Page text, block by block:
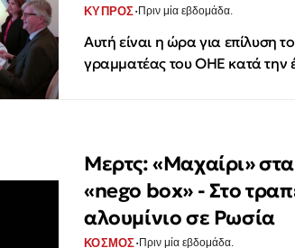
ΚΥΠΡΟΣ· Πριν μία εβδομάδα.
Αυτή είναι η ώρα για επίλυση
γραμματέας του ΟΗΕ κατά την
Μερτς: «Μαχαίρι»
«nego box» - Στο
αλουμίνιο σε Ρωσία
ΚΟΣΜΟΣ· Πριν μία εβδομάδα.